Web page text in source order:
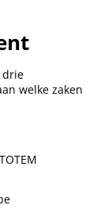
drie
welke zaken
vereist)